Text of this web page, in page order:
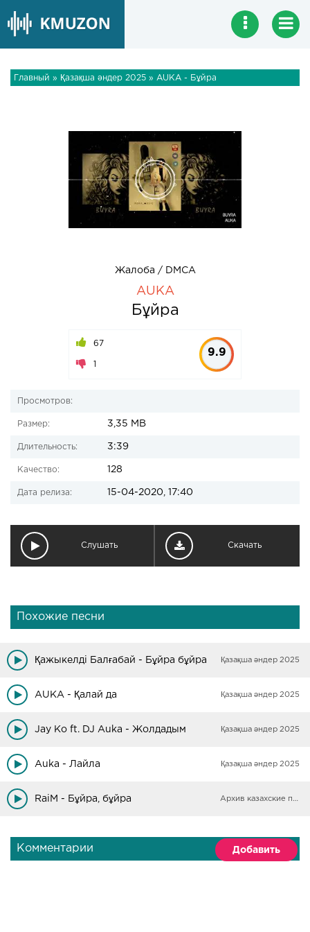
Главный » Қазақша әндер 2025 » AUKA - Бұйра
Жалоба / DMCA
AUKA
Бұйра
67
1
9.9
Просмотров:
Размер: 3,35 MB
Длительность: 3:39
Качество: 128
Дата релиза: 15-04-2020, 17:40
Слушать Скачать
Похожие песни
Қажыкелді Балғабай - Бұйра бұйра Қазақша әндер 2025
AUKA - Қалай да Қазақша әндер 2025
Jay Ko ft. DJ Auka - Жолдадым Қазақша әндер 2025
Auka - Лайла Қазақша әндер 2025
RaiM - Бұйра, бұйра Архив казахские песни
Комментарии Добавить